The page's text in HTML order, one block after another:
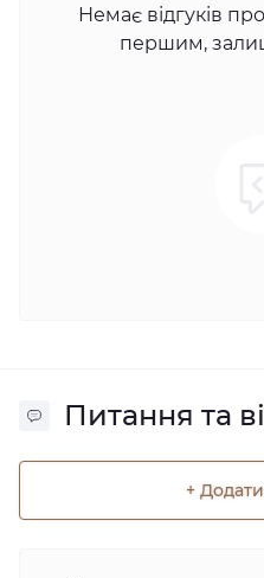
Немає відгуків
першим,
Питання та
+